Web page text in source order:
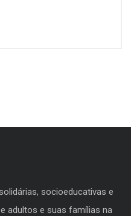
socioeducativas e
adultos e suas famílias na